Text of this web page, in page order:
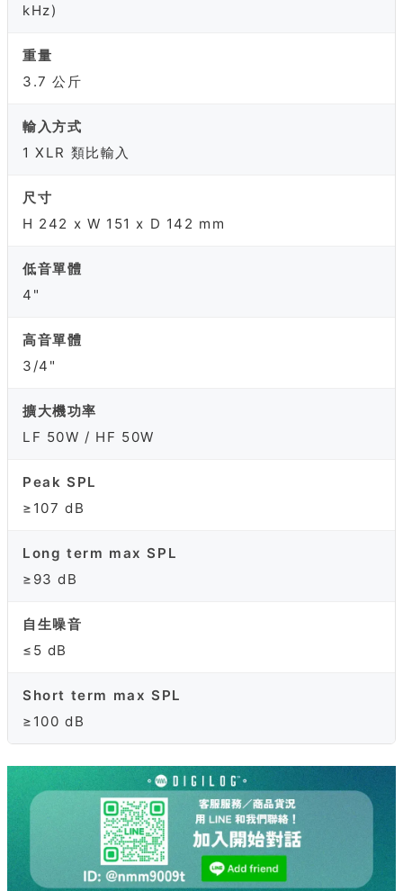
kHz)
重量
3.7 公斤
輸入方式
1 XLR 類比輸入
尺寸
H 242 x W 151 x D 142 mm
低音單體
4"
高音單體
3/4"
擴大機功率
LF 50W / HF 50W
Peak SPL
≥107 dB
Long term max SPL
≥93 dB
自生噪音
≤5 dB
Short term max SPL
≥100 dB